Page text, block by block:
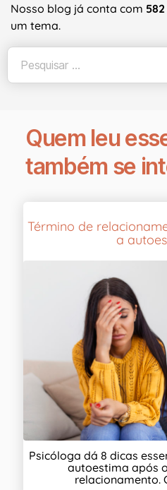
Nosso blog já conta com
um tema.
Quem leu
também se
Término de
a
Psicóloga dá 8 dicas
autoestima após
relacionamento.